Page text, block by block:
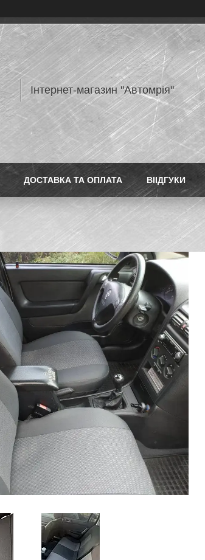
Інтернет-магазин "Автомрія"
ДОСТАВКА ТА ОПЛАТА ВІІДГУКИ